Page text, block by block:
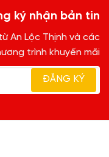
ký nhận bản tin
An Lộc Thịnh và các
trình khuyến mãi